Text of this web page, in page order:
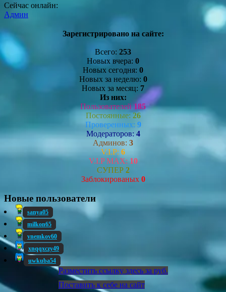
Сейчас онлайн:
Админ
Зарегистрировано на сайте:
Всего: 253
Новых вчера: 0
Новых сегодня: 0
Новых за неделю: 0
Новых за месяц: 7
Из них:
Пользователей185
Постоянные: 26
Проверенных: 9
Модераторов: 4
Админов: 3
V.I.P: 6
V.I.P MAX: 10
СУПЕР 2
Заблокированых 0
Новые пользователи
sanya05
milkon65
vnemkov60
xnqqxczy49
uwkuba54
Разместить ссылку здесь за руб.
Поставить к себе на сайт